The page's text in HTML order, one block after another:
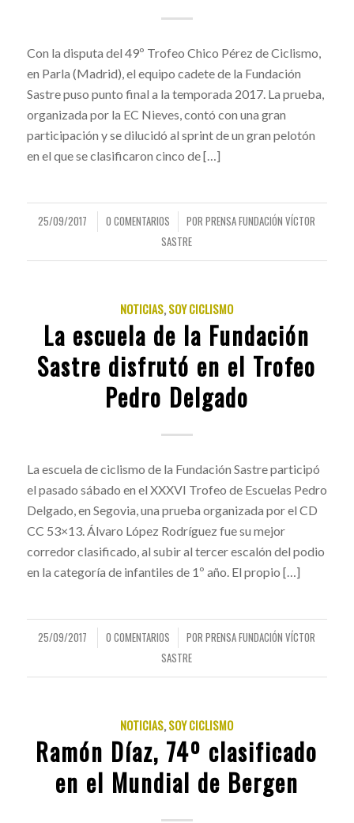
Con la disputa del 49º Trofeo Chico Pérez de Ciclismo,
en Parla (Madrid), el equipo cadete de la Fundación
Sastre puso punto final a la temporada 2017. La prueba,
organizada por la EC Nieves, contó con una gran
participación y se dilucidó al sprint de un gran pelotón
en el que se clasificaron cinco de […]
25/09/2017
/ 0 COMENTARIOS
/ PORPRENSA FUNDACIÓN VÍCTOR
SASTRE
NOTICIAS,SOY CICLISMO
La escuela de la Fundación
Sastre disfrutó en el Trofeo
Pedro Delgado
La escuela de ciclismo de la Fundación Sastre participó
el pasado sábado en el XXXVI Trofeo de Escuelas Pedro
Delgado, en Segovia, una prueba organizada por el CD
CC 53×13. Álvaro López Rodríguez fue su mejor
corredor clasificado, al subir al tercer escalón del podio
en la categoría de infantiles de 1º año. El propio […]
25/09/2017
/ 0 COMENTARIOS
/ PORPRENSA FUNDACIÓN VÍCTOR
SASTRE
NOTICIAS,SOY CICLISMO
Ramón Díaz, 74º clasificado
en el Mundial de Bergen